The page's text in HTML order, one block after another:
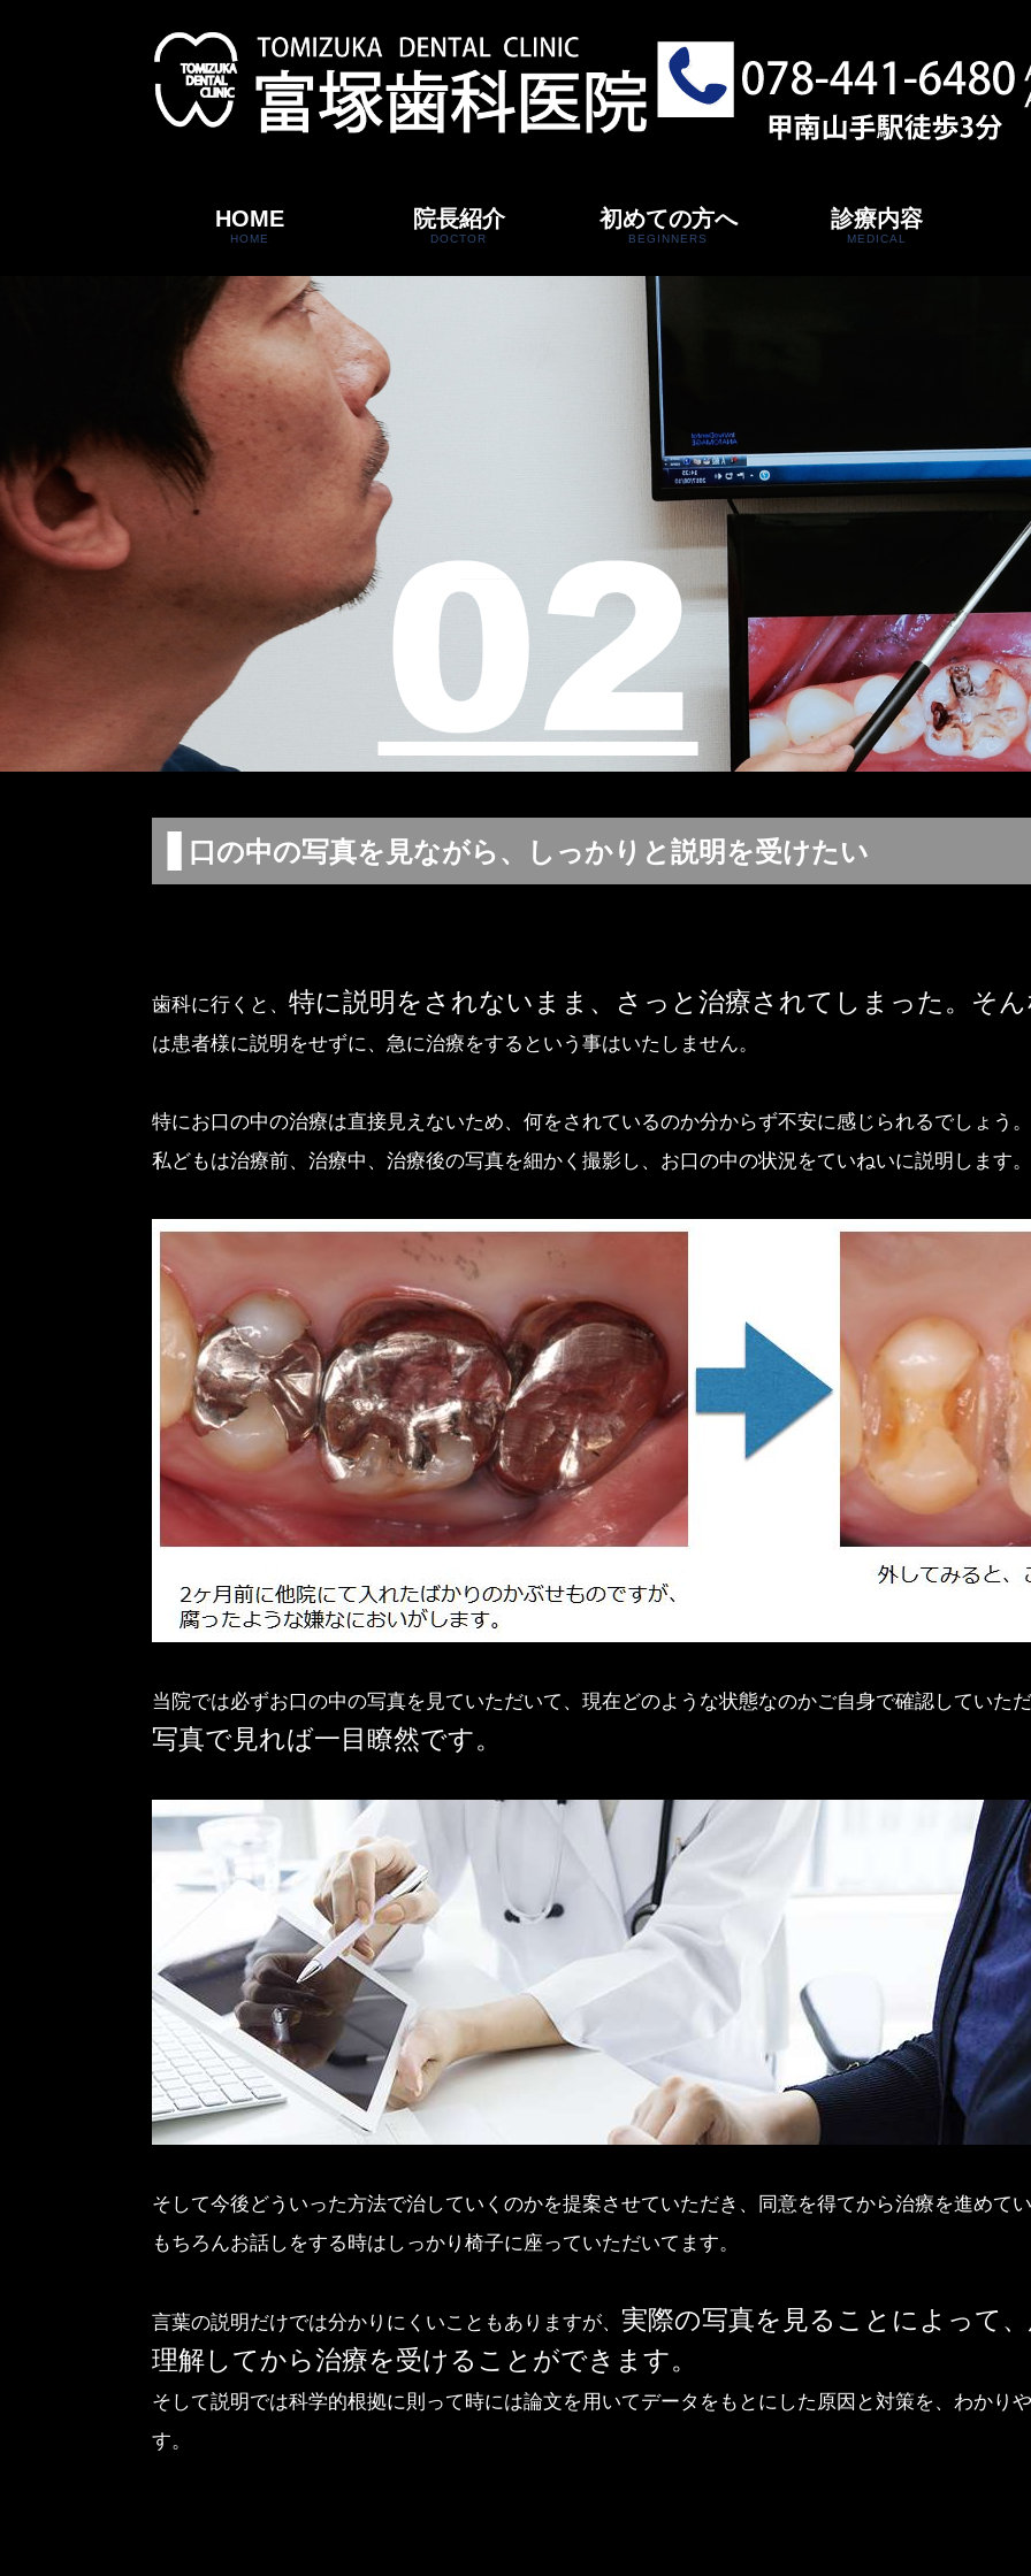
HOME
HOME
院長紹介
DOCTOR
初めての方へ
BEGINNERS
診療内容
MEDICAL
口の中の写真を見ながら、しっかりと説明を受けたい
歯科に行くと、 特に説明をされないまま、さっと治療されてしまった。そ
は患者様に説明をせずに、急に治療をするという事はいたしません。
特にお口の中の治療は直接見えないため、何をされているのか分からず不安に感じられるでしょう。
私どもは治療前、治療中、治療後の写真を細かく撮影し、お口の中の状況をていねいに説明します。
当院では必ずお口の中の写真を見ていただいて、現在どのような状態なのかご自身で確認していた
写真で見れば一目瞭然です。
そして今後どういった方法で治していくのかを提案させていただき、同意を得てから治療を進めて
もちろんお話しをする時はしっかり椅子に座っていただいてます。
言葉の説明だけでは分かりにくいこともありますが、 実際の写真を見ることによって
理解してから治療を受けることができます。
そして説明では科学的根拠に則って時には論文を用いてデータをもとにした原因と対策を、わかり
す。